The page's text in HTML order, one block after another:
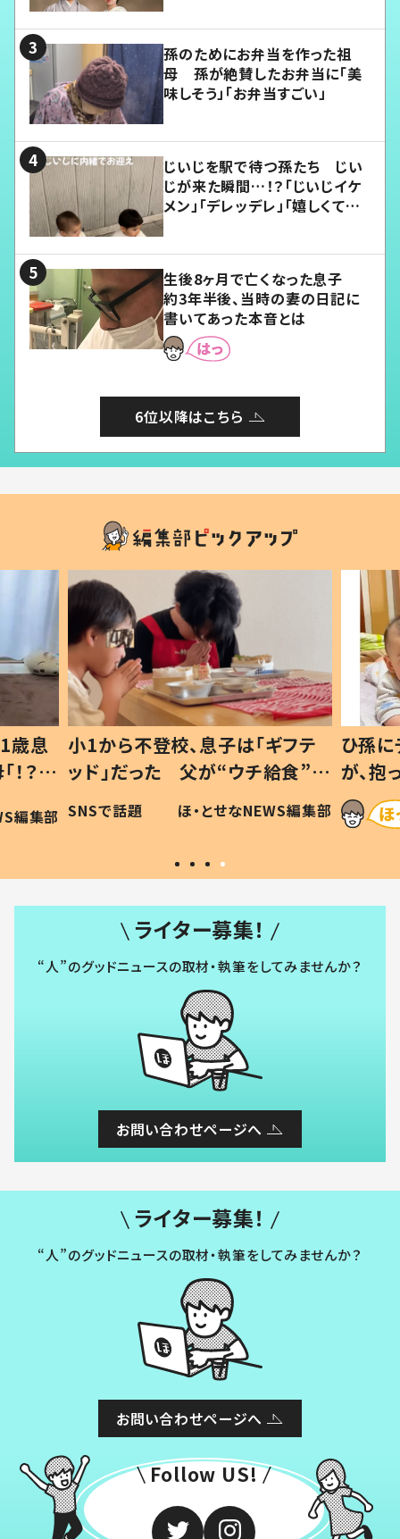
孫のためにお弁当を作った祖
母 孫が絶賛したお弁当に「美
味しそう」「お弁当すごい」
じいじを駅で待つ孫たち じい
じが来た瞬間…！？「じいじイケ
メン」「デレッデレ」「嬉しくて可
生後8ヶ月で亡くなった息子
約3年半後、当時の妻の日記に
書いてあった本音とは
6位以降はこちら
歳息
？」
編集部
小1から不登校、息子は「ギフテ
ッド」だった 父が“ウチ給食”を
作り続ける理由とは #令和の親
#令和の子
SNSで話題 ほ・とせなNEWS編集部
ひ孫
が、
「涙が
い」
ライター募集！
“人”のグッドニュースの取材・執筆をしてみませんか？
お問い合わせページへ
ライター募集！
“人”のグッドニュースの取材・執筆をしてみませんか？
お問い合わせページへ
Follow US!